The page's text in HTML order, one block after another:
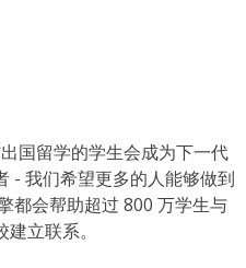
国留学的学生会成为下一代
- 我们希望更多的人能够做到
都会帮助超过 800 万学生与
立联系。